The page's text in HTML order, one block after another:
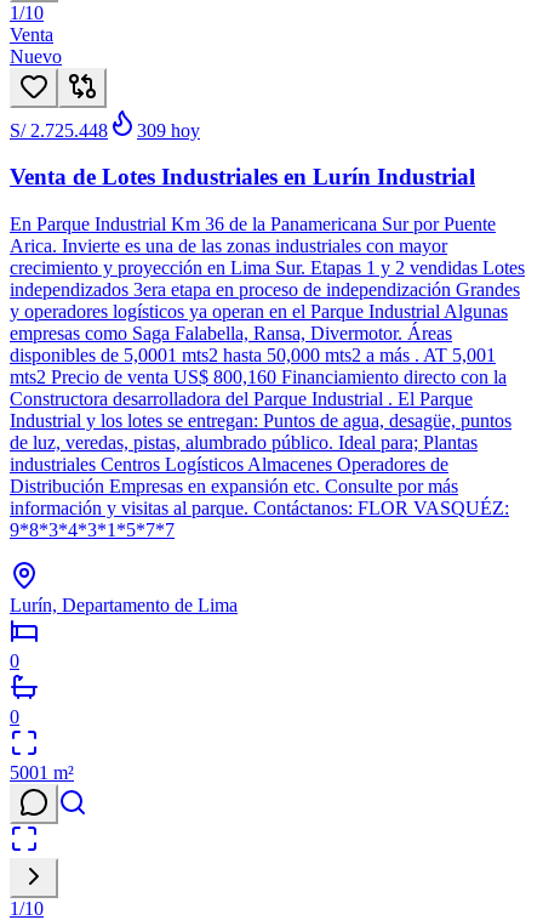
1/10
Venta
Nuevo
S/ 2.725.448 309 hoy
Venta de Lotes Industriales en Lurín Industrial
En Parque Industrial Km 36 de la Panamericana Sur por Puente
Arica. Invierte es una de las zonas industriales con mayor
crecimiento y proyección en Lima Sur. Etapas 1 y 2 vendidas Lotes
independizados 3era etapa en proceso de independización Grandes
y operadores logísticos ya operan en el Parque Industrial Algunas
empresas como Saga Falabella, Ransa, Divermotor. Áreas
disponibles de 5,0001 mts2 hasta 50,000 mts2 a más . AT 5,001
mts2 Precio de venta US$ 800,160 Financiamiento directo con la
Constructora desarrolladora del Parque Industrial . El Parque
Industrial y los lotes se entregan: Puntos de agua, desagüe, puntos
de luz, veredas, pistas, alumbrado público. Ideal para; Plantas
industriales Centros Logísticos Almacenes Operadores de
Distribución Empresas en expansión etc. Consulte por más
información y visitas al parque. Contáctanos: FLOR VASQUÉZ:
9*8*3*4*3*1*5*7*7
Lurín, Departamento de Lima
0
0
5001 m²
1/10